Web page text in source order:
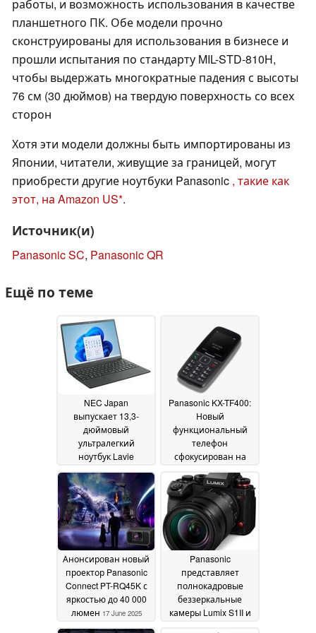
работы, и возможность использования в качестве
планшетного ПК. Обе модели прочно
сконструированы для использования в бизнесе и
прошли испытания по стандарту MIL-STD-810H,
чтобы выдержать многократные падения с высоты
76 см (30 дюймов) на твердую поверхность со всех
сторон
Хотя эти модели должны быть импортированы из
Японии, читатели, живущие за границей, могут
приобрести другие ноутбуки Panasonic , такие как
этот, на Amazon US .
Источник(и)
Panasonic SC, Panasonic QR
Ещё по теме
NEC Japan
выпускает 13,3-
дюймовый
ультралегкий
ноутбук Lavie
Nextreme на базе
процессора Intel Core
Ultra 7 258V27 May 2026
Panasonic KX-TF400:
Новый
функциональный
телефон
сфокусирован на
основах15 July 2025
Анонсирован новый
проектор Panasonic
Connect PT-RQ45K с
яркостью до 40 000
люмен 17 June 2025
Panasonic
представляет
полнокадровые
беззеркальные
камеры Lumix S1II и